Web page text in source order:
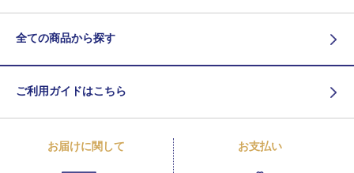
全ての商品から探す
ご利用ガイドはこちら
お届けに関して お支払い